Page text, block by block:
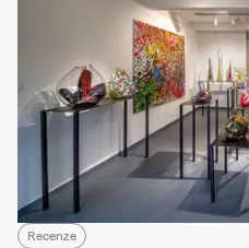
Recenze